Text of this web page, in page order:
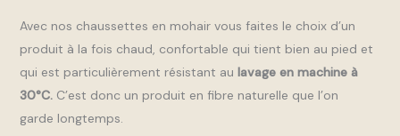
Avec nos chaussettes en mohair vous faites le choix d’un
produit à la fois chaud, confortable qui tient bien au pied et
qui est particulièrement résistant au lavage en machine à
30°C.C’est donc un produit en fibre naturelle que l’on
garde longtemps.